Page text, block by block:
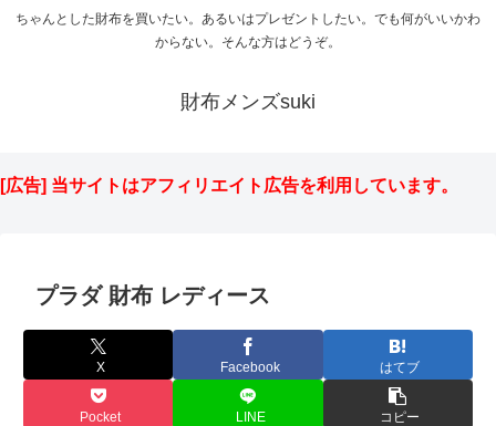
ちゃんとした財布を買いたい。あるいはプレゼントしたい。でも何がいいかわ
からない。そんな方はどうぞ。
財布メンズsuki
[広告] 当サイトはアフィリエイト広告を利用しています。
プラダ 財布 レディース
X Facebook はてブ
Pocket LINE コピー